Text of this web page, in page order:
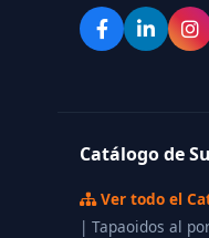
Catálogo de
Ver todo el
| Tapaoidos al